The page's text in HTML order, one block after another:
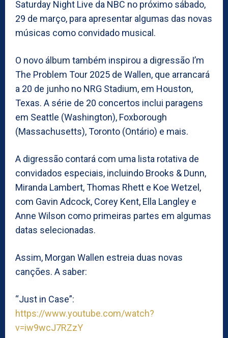
Saturday Night Live da NBC no próximo sábado,
29 de março, para apresentar algumas das novas
músicas como convidado musical.
O novo álbum também inspirou a digressão I’m
The Problem Tour 2025 de Wallen, que arrancará
a 20 de junho no NRG Stadium, em Houston,
Texas. A série de 20 concertos inclui paragens
em Seattle (Washington), Foxborough
(Massachusetts), Toronto (Ontário) e mais.
A digressão contará com uma lista rotativa de
convidados especiais, incluindo Brooks & Dunn,
Miranda Lambert, Thomas Rhett e Koe Wetzel,
com Gavin Adcock, Corey Kent, Ella Langley e
Anne Wilson como primeiras partes em algumas
datas selecionadas.
Assim, Morgan Wallen estreia duas novas
canções. A saber:
“Just in Case”:
https://www.youtube.com/watch?
v=iw9wcJ7RZzY